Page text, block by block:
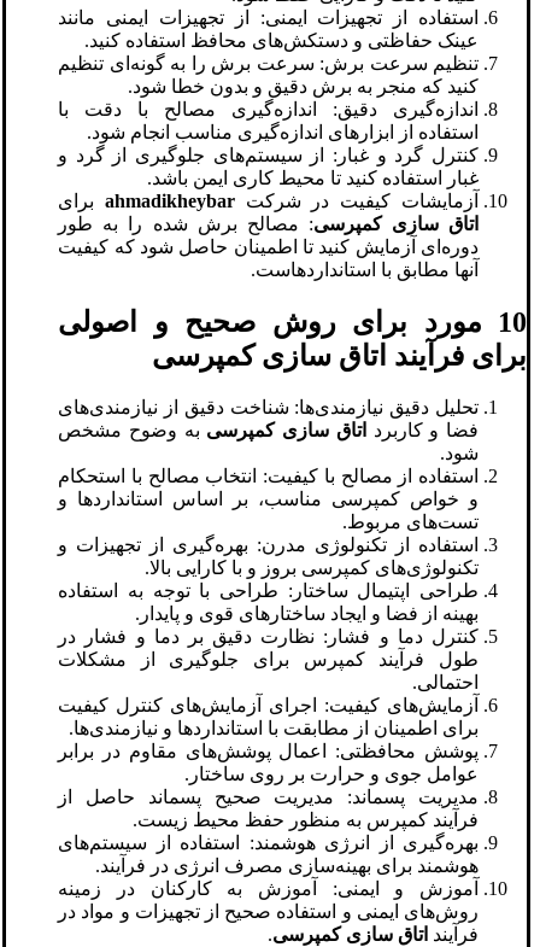
استفاده از تجهیزات ایمنی: از تجهیزات ایمنی مانند
عینک حفاظتی و دستکش‌های محافظ استفاده کنید.
تنظیم سرعت برش: سرعت برش را به گونه‌ای تنظیم
کنید که منجر به برش دقیق و بدون خطا شود.
اندازه‌گیری دقیق: اندازه‌گیری مصالح با دقت با
استفاده از ابزارهای اندازه‌گیری مناسب انجام شود.
کنترل گرد و غبار: از سیستم‌های جلوگیری از گرد و
غبار استفاده کنید تا محیط کاری ایمن باشد.
آزمایشات کیفیت در شرکتahmadikheybar برای
اتاق سازی کمپرسی: مصالح برش شده را به طور
دوره‌ای آزمایش کنید تا اطمینان حاصل شود که کیفیت
آنها مطابق با استانداردهاست.
10 مورد برای روش صحیح و اصولی
برای فرآیند اتاق سازی کمپرسی
تحلیل دقیق نیازمندی‌ها: شناخت دقیق از نیازمندی‌های
فضا و کاربرد اتاق سازی کمپرسی به وضوح مشخص
شود.
استفاده از مصالح با کیفیت: انتخاب مصالح با استحکام
و خواص کمپرسی مناسب، بر اساس استانداردها و
تست‌های مربوط.
استفاده از تکنولوژی مدرن: بهره‌گیری از تجهیزات و
تکنولوژی‌های کمپرسی بروز و با کارایی بالا.
طراحی اپتیمال ساختار: طراحی با توجه به استفاده
بهینه از فضا و ایجاد ساختارهای قوی و پایدار.
کنترل دما و فشار: نظارت دقیق بر دما و فشار در
طول فرآیند کمپرس برای جلوگیری از مشکلات
احتمالی.
آزمایش‌های کیفیت: اجرای آزمایش‌های کنترل کیفیت
برای اطمینان از مطابقت با استانداردها و نیازمندی‌ها.
پوشش محافظتی: اعمال پوشش‌های مقاوم در برابر
عوامل جوی و حرارت بر روی ساختار.
مدیریت پسماند: مدیریت صحیح پسماند حاصل از
فرآیند کمپرس به منظور حفظ محیط زیست.
بهره‌گیری از انرژی هوشمند: استفاده از سیستم‌های
هوشمند برای بهینه‌سازی مصرف انرژی در فرآیند.
آموزش و ایمنی: آموزش به کارکنان در زمینه
روش‌های ایمنی و استفاده صحیح از تجهیزات و مواد در
فرآیند اتاق سازی کمپرسی.